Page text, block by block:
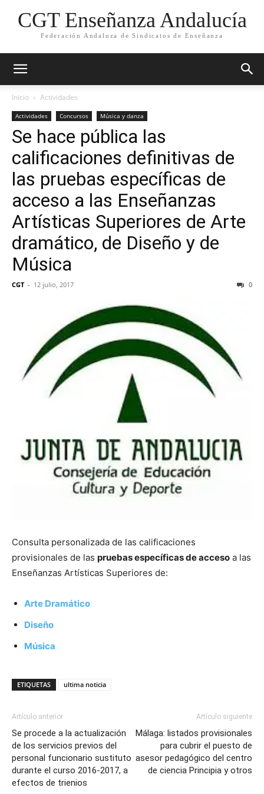
CGT Enseñanza Andalucía
Federación Andaluza de Sindicatos de Enseñanza
Inicio Actividades
Actividades Concursos Música y danza
Se hace pública las
calificaciones definitivas de
las pruebas específicas de
acceso a las Enseñanzas
Artísticas Superiores de Arte
dramático, de Diseño y de
Música
CGT - 12 julio, 2017 0
Consulta personalizada de las calificaciones
provisionales de las pruebas específicas de acceso a las
Enseñanzas Artísticas Superiores de:
Arte Dramático
Diseño
Música
ETIQUETAS ultima noticia
Artículo anterior
Se procede a la actualización
de los servicios previos del
personal funcionario sustituto
durante el curso 2016-2017, a
efectos de trienios
Artículo siguiente
Málaga: listados provisionales
para cubrir el puesto de
asesor pedagógico del centro
de ciencia Principia y otros